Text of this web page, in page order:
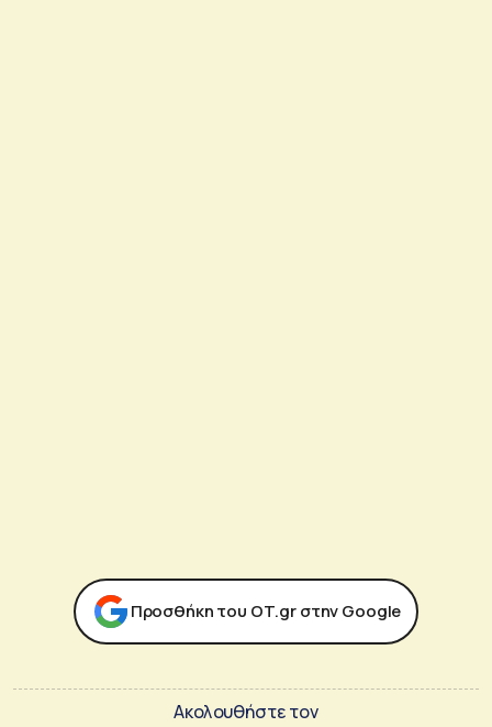
Προσθήκη του ΟΤ.gr στην Google
Ακολουθήστε τον